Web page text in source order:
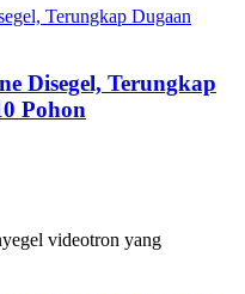
Disegel, Terungkap
Pohon
videotron yang